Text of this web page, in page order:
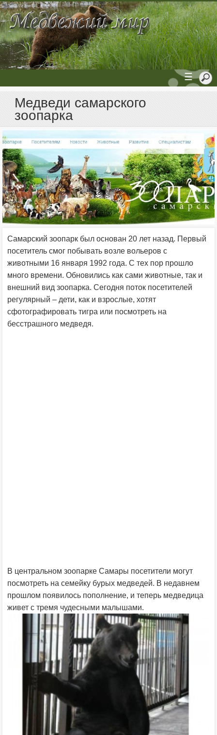
☰
Медведи самарского
зоопарка
Самарский зоопарк был основан 20 лет назад. Первый
посетитель смог побывать возле вольеров с
животными 16 января 1992 года. С тех пор прошло
много времени. Обновились как сами животные, так и
внешний вид зоопарка. Сегодня поток посетителей
регулярный – дети, как и взрослые, хотят
сфотографировать тигра или посмотреть на
бесстрашного медведя.
В центральном зоопарке Самары посетители могут
посмотреть на семейку бурых медведей. В недавнем
прошлом появилось пополнение, и теперь медведица
живет с тремя чудесными малышами.